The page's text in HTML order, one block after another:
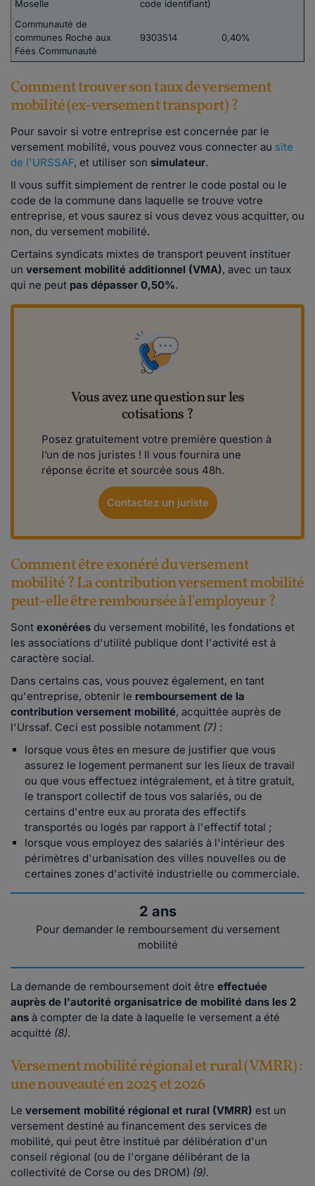
Moselle
code identifiant)
Communauté de
communes Roche aux
Fées Communauté
9303514 0,40%
Comment trouver son taux de versement
mobilité (ex-versement transport) ?
Pour savoir si votre entreprise est concernée par le
versement mobilité, vous pouvez vous connecter au site
de l'URSSAF, et utiliser son simulateur.
Il vous suffit simplement de rentrer le code postal ou le
code de la commune dans laquelle se trouve votre
entreprise, et vous saurez si vous devez vous acquitter, ou
non, du versement mobilité.
Certains syndicats mixtes de transport peuvent instituer
un versement mobilité additionnel (VMA), avec un taux
qui ne peut pas dépasser 0,50%.
Vous avez une question sur les
cotisations ?
Posez gratuitement votre première question à
l’un de nos juristes ! Il vous fournira une
réponse écrite et sourcée sous 48h.
Contactez un juriste
Comment être exonéré du versement
mobilité ? La contribution versement mobilité
peut-elle être remboursée à l'employeur ?
Sont exonérées du versement mobilité, les fondations et
les associations d'utilité publique dont l'activité est à
caractère social.
Dans certains cas, vous pouvez également, en tant
qu'entreprise, obtenir le remboursement de la
contribution versement mobilité, acquittée auprès de
l'Urssaf. Ceci est possible notamment (7) :
lorsque vous êtes en mesure de justifier que vous
assurez le logement permanent sur les lieux de travail
ou que vous effectuez intégralement, et à titre gratuit,
le transport collectif de tous vos salariés, ou de
certains d'entre eux au prorata des effectifs
transportés ou logés par rapport à l'effectif total ;
lorsque vous employez des salariés à l'intérieur des
périmètres d'urbanisation des villes nouvelles ou de
certaines zones d'activité industrielle ou commerciale.
2 ans
Pour demander le remboursement du versement
mobilité
La demande de remboursement doit être effectuée
auprès de l'autorité organisatrice de mobilité dans les 2
ans à compter de la date à laquelle le versement a été
acquitté (8).
Versement mobilité régional et rural (VMRR) :
une nouveauté en 2025 et 2026
Le versement mobilité régional et rural (VMRR) est un
versement destiné au financement des services de
mobilité, qui peut être institué par délibération d'un
conseil régional (ou de l'organe délibérant de la
collectivité de Corse ou des DROM) (9).